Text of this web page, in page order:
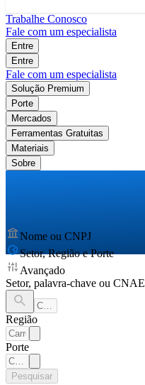
Trabalhe Conosco
Fale com um especialista
Entre
Entre
Fale com um especialista
Solução Premium
Porte
Mercados
Ferramentas Gratuitas
Materiais
Sobre
Nome ou CNPJ
Setor, Região e Porte
Avançado
Setor, palavra-chave ou CNAE
Região
Porte
Pesquisar